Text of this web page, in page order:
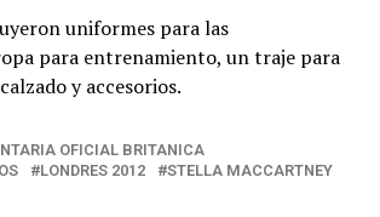
uniformes para las
para entrenamiento, un traje para
y accesorios.
OFICIAL BRITANICA
LONDRES 2012 STELLA MACCARTNEY